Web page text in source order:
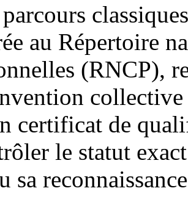
au Répertoire
(RNCP),
certificat de
le statut
sa